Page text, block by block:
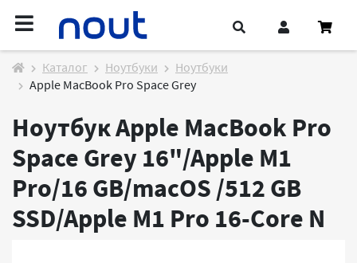
Каталог Ноутбуки
Ноутбуки
Apple MacBook Pro Space Grey
Ноутбук Apple MacBook Pro
Space Grey 16"/Apple M1
Pro/16 GB/macOS /512 GB
SSD/Apple M1 Pro 16-Core N